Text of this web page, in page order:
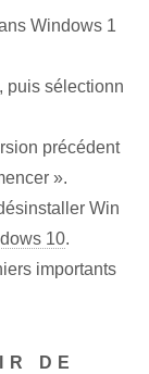
Windows 1
puis sélectionn
précédent
».
Win
10.
importants
DE